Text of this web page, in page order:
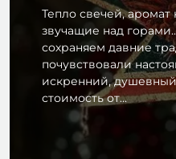
Тепло свечей, аромат
звучащие над
сохраняем давние
почувствовали
искренний,
стоимость от...